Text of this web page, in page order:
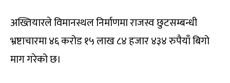
अख्तियारले विमानस्थल निर्माणमा राजस्व छुटसम्बन्धी
भ्रष्टाचारमा ४६ करोड १५ लाख ८४ हजार ४३४ रुपैयाँ बिगो
माग गरेको छ।